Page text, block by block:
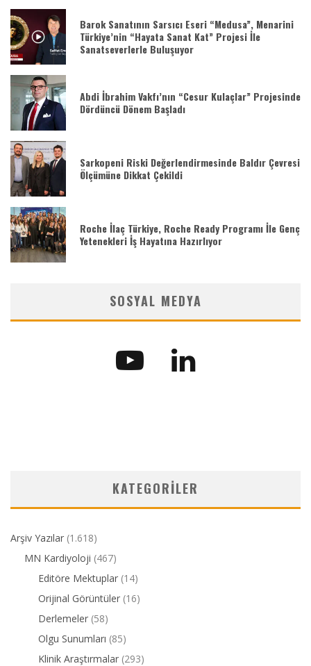
Barok Sanatının Sarsıcı Eseri “Medusa”, Menarini
Türkiye’nin “Hayata Sanat Kat” Projesi İle
Sanatseverlerle Buluşuyor
Abdi İbrahim Vakfı’nın “Cesur Kulaçlar” Projesinde
Dördüncü Dönem Başladı
Sarkopeni Riski Değerlendirmesinde Baldır Çevresi
Ölçümüne Dikkat Çekildi
Roche İlaç Türkiye, Roche Ready Programı İle Genç
Yetenekleri İş Hayatına Hazırlıyor
SOSYAL MEDYA
KATEGORILER
Arşiv Yazılar (1.618)
MN Kardiyoloji (467)
Editöre Mektuplar (14)
Orijinal Görüntüler (16)
Derlemeler (58)
Olgu Sunumları (85)
Klinik Araştırmalar (293)